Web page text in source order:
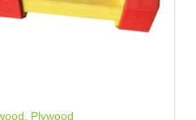
Plywood